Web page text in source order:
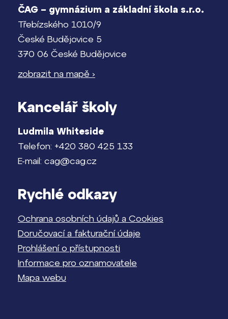
ČAG – gymnázium a základní škola s.r.o.
Třebízského 1010/9
České Budějovice 5
370 06 České Budějovice
zobrazit na mapě ›
Kancelář školy
Ludmila Whiteside
Telefon: +420 380 425 133
E-mail: cag@cag.cz
Rychlé odkazy
Ochrana osobních údajů a Cookies
Doručovací a fakturační údaje
Prohlášení o přístupnosti
Informace pro oznamovatele
Mapa webu